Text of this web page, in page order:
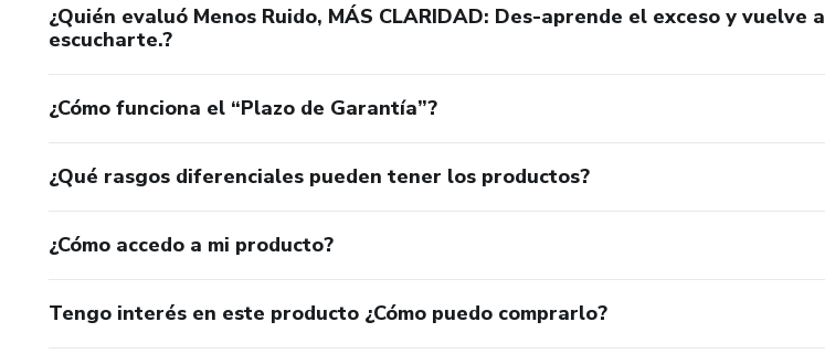
¿Quién evaluó Menos Ruido, MÁS CLARIDAD: Des-aprende el exceso y vuelve a
escucharte.?
¿Cómo funciona el “Plazo de Garantía”?
¿Qué rasgos diferenciales pueden tener los productos?
¿Cómo accedo a mi producto?
Tengo interés en este producto ¿Cómo puedo comprarlo?